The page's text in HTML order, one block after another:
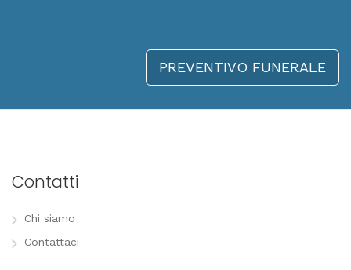
PREVENTIVO FUNERALE
Contatti
Chi siamo
Contattaci